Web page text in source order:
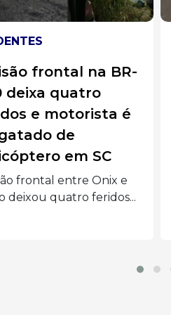
traseira entre
deixa idoso
no Balneário de
envolvendo dois carros
na manhã deste